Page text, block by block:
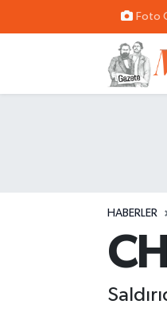
Foto
HABERLER
Nöbetçi Eczaneler
Son Dakika
Haber Arşivi